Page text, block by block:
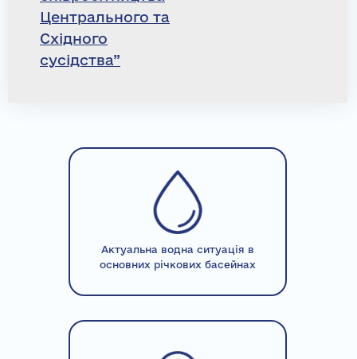
Центрального та
Східного
сусідства”
Актуальна водна ситуація в
основних річкових басейнах